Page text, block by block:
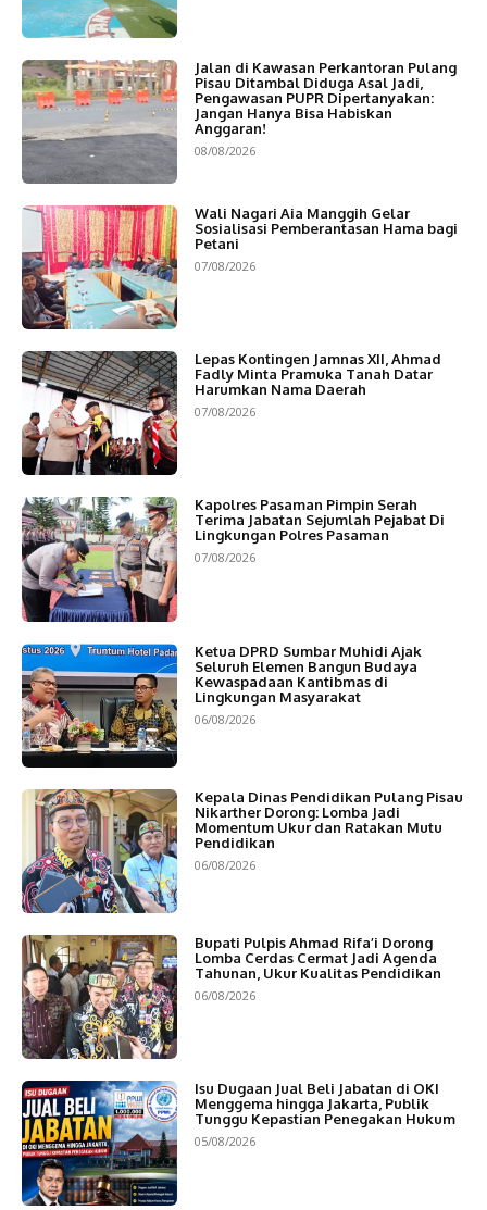
Jalan di Kawasan Perkantoran Pulang
Pisau Ditambal Diduga Asal Jadi,
Pengawasan PUPR Dipertanyakan:
Jangan Hanya Bisa Habiskan
Anggaran!
08/08/2026
Wali Nagari Aia Manggih Gelar
Sosialisasi Pemberantasan Hama bagi
Petani
07/08/2026
Lepas Kontingen Jamnas XII, Ahmad
Fadly Minta Pramuka Tanah Datar
Harumkan Nama Daerah
07/08/2026
Kapolres Pasaman Pimpin Serah
Terima Jabatan Sejumlah Pejabat Di
Lingkungan Polres Pasaman
07/08/2026
Ketua DPRD Sumbar Muhidi Ajak
Seluruh Elemen Bangun Budaya
Kewaspadaan Kantibmas di
Lingkungan Masyarakat
06/08/2026
Kepala Dinas Pendidikan Pulang Pisau
Nikarther Dorong: Lomba Jadi
Momentum Ukur dan Ratakan Mutu
Pendidikan
06/08/2026
Bupati Pulpis Ahmad Rifa’i Dorong
Lomba Cerdas Cermat Jadi Agenda
Tahunan, Ukur Kualitas Pendidikan
06/08/2026
Isu Dugaan Jual Beli Jabatan di OKI
Menggema hingga Jakarta, Publik
Tunggu Kepastian Penegakan Hukum
05/08/2026